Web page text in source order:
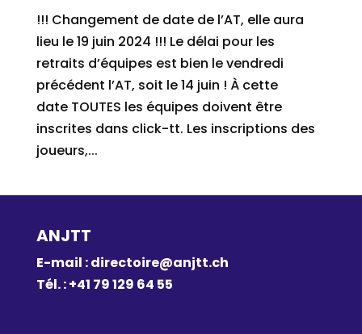
!!! Changement de date de l’AT, elle aura
lieu le 19 juin 2024 !!! Le délai pour les
retraits d’équipes est bien le vendredi
précédent l’AT, soit le 14 juin ! À cette
date TOUTES les équipes doivent être
inscrites dans click-tt. Les inscriptions des
joueurs,...
ANJTT
E-mail :directoire@anjtt.ch
Tél. : +41 79 129 64 55